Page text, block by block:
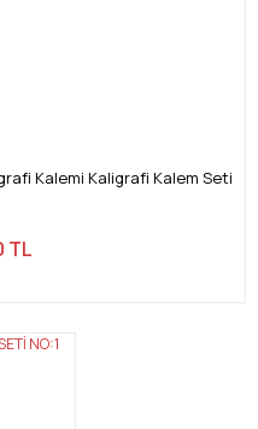
Kalemi Kaligrafi Kalem Seti
TL